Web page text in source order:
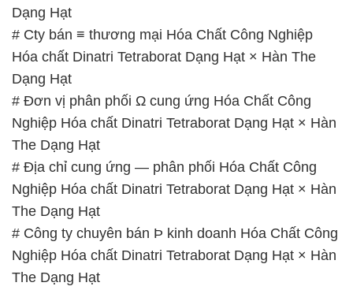
Dạng Hạt
# Cty bán ≡ thương mại Hóa Chất Công Nghiệp
Hóa chất Dinatri Tetraborat Dạng Hạt × Hàn The
Dạng Hạt
# Đơn vị phân phối Ω cung ứng Hóa Chất Công
Nghiệp Hóa chất Dinatri Tetraborat Dạng Hạt × Hàn
The Dạng Hạt
# Địa chỉ cung ứng — phân phối Hóa Chất Công
Nghiệp Hóa chất Dinatri Tetraborat Dạng Hạt × Hàn
The Dạng Hạt
# Công ty chuyên bán Þ kinh doanh Hóa Chất Công
Nghiệp Hóa chất Dinatri Tetraborat Dạng Hạt × Hàn
The Dạng Hạt